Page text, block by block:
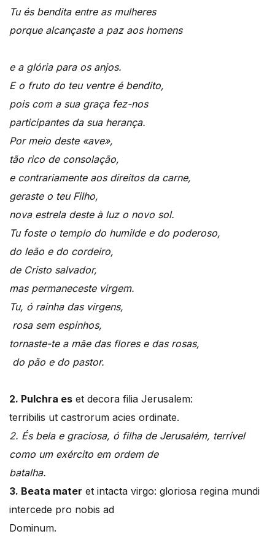
Tu és bendita entre as mulheres
porque alcançaste a paz aos homens
e a glória para os anjos.
E o fruto do teu ventre é bendito,
pois com a sua graça fez-nos
participantes da sua herança.
Por meio deste «ave»,
tão rico de consolação,
e contrariamente aos direitos da carne,
geraste o teu Filho,
nova estrela deste à luz o novo sol.
Tu foste o templo do humilde e do poderoso,
do leão e do cordeiro,
de Cristo salvador,
mas permaneceste virgem.
Tu, ó rainha das virgens,
rosa sem espinhos,
tornaste-te a mãe das flores e das rosas,
do pão e do pastor.
2. Pulchra es et decora filia Jerusalem:
terribilis ut castrorum acies ordinate.
2. És bela e graciosa, ó filha de Jerusalém, terrível
como um exército em ordem de
batalha.
3. Beata mater et intacta virgo: gloriosa regina mundi
intercede pro nobis ad
Dominum.